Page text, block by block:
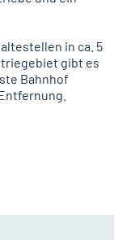
in ca. 5
gibt es
Bahnhof